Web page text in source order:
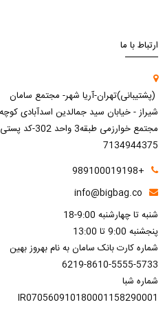
ارتباط با ما
(پشتیبانی)تهران-آریا شهر- مجتمع سامان
مجتمع خوارزمی طبقه3 واحد 302-کد پستی
7134944375
+989100019198
info@bigbag.co
شنبه تا چهارشنبه 9:00-18
پنجشنبه 9:00 تا 13:00
شماره کارت بانک سامان به نام بهروز بهین
6219-8610-5555-5733
شماره شبا
IR070560910180001158290001